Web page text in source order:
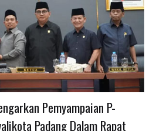
Pemyampaian P-
Padang Dalam Rapat